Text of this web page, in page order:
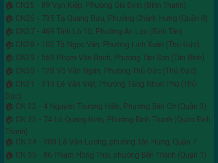
🏠 CN25 - 89 Vạn Kiếp, Phường Gia Định (Bình Thạnh)
🏠 CN26 - 735 Tạ Quang Bửu, Phường Chánh Hưng (Quận 8)
🏠 CN27 - 469 Tỉnh Lộ 10, Phường An Lạc (Bình Tân)
🏠 CN28 - 102 Tô Ngọc Vân, Phường Linh Xuân (Thủ Đức)
🏠 CN29 - 569 Phạm Văn Bạch, Phường Tân Sơn (Tân Bình)
🏠 CN30 - 128 Võ Văn Ngân, Phường Thủ Đức (Thủ Đức)
🏠 CN31 - 314 Lê Văn Việt, Phường Tăng Nhơn Phú (Thủ
Đức)
🏠 CN 32 - 4 Nguyễn Thượng Hiền, Phường Bàn Cờ (Quận 3)
🏠 CN 33 - 74 Lê Quang Định, Phường Bình Thạnh (Quận Bình
Thạnh)
🏠 CN 34 - 388 Lê Văn Lương, phường Tân Hưng, Quận 7
🏠 CN 35 - 86 Phạm Hồng Thái, phường Bến Thành (Quận 1)